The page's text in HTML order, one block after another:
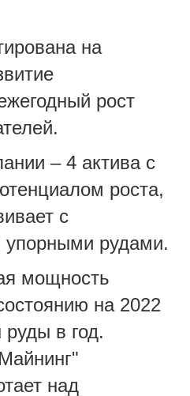
на
рост
– 4 актива с
роста,
с
рудами.
мощность
на 2022
руды в год.
над